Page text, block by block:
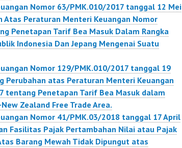
Nomor 63/PMK.010/2017 tanggal 12 Mei
Atas Peraturan Menteri Keuangan Nomor
Penetapan Tarif Bea Masuk Dalam Rangka
Indonesia Dan Jepang Mengenai Suatu
Nomor 129/PMK.010/2017 tanggal 19
Perubahan atas Peraturan Menteri Keuangan
tentang Penetapan Tarif Bea Masuk dalam
Zealand Free Trade Area.
Nomor 41/PMK.03/2018 tanggal 17 April
Fasilitas Pajak Pertambahan Nilai atau Pajak
Barang Mewah Tidak Dipungut atas